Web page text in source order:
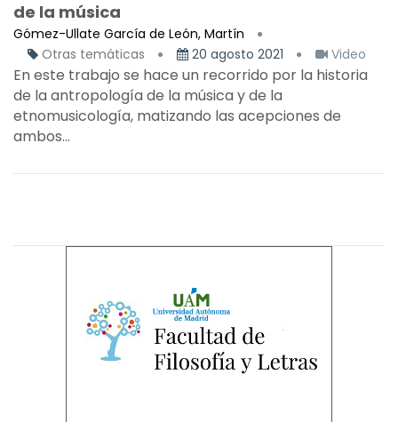
de la música
Gómez-Ullate García de León, Martín
Otras temáticas
20 agosto 2021 Video
En este trabajo se hace un recorrido por la historia
de la antropología de la música y de la
etnomusicología, matizando las acepciones de
ambos...